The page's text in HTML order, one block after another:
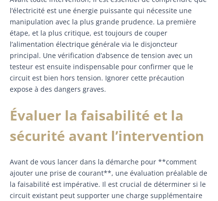
l’électricité est une énergie puissante qui nécessite une
manipulation avec la plus grande prudence. La première
étape, et la plus critique, est toujours de couper
l’alimentation électrique générale via le disjoncteur
principal. Une vérification d’absence de tension avec un
testeur est ensuite indispensable pour confirmer que le
circuit est bien hors tension. Ignorer cette précaution
expose à des dangers graves.
Évaluer la faisabilité et la
sécurité avant l’intervention
Avant de vous lancer dans la démarche pour **comment
ajouter une prise de courant**, une évaluation préalable de
la faisabilité est impérative. Il est crucial de déterminer si le
circuit existant peut supporter une charge supplémentaire